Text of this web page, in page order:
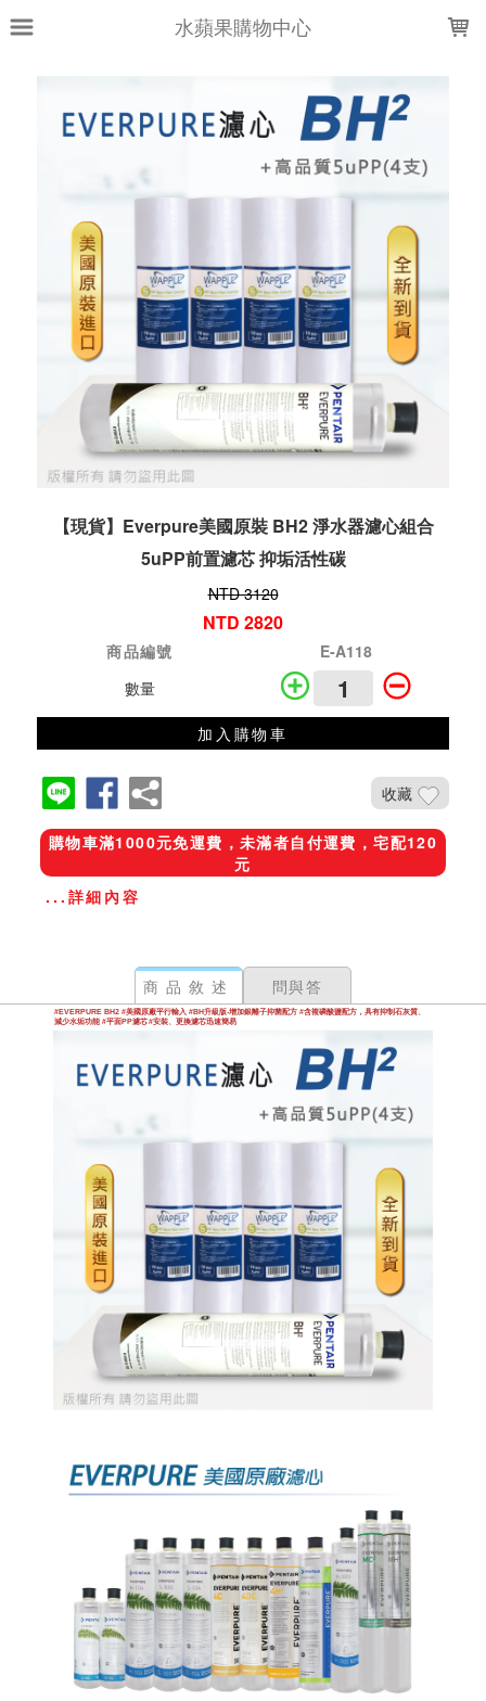
水蘋果購物中心
【現貨】Everpure美國原裝 BH2 淨水器濾心組合
5uPP前置濾芯 抑垢活性碳
NTD 3120
NTD 2820
商品編號
E-A118
數量
加入購物車
收藏
購物車滿1000元免運費，未滿者自付運費，宅配120
元
...詳細內容
商品敘述 問與答